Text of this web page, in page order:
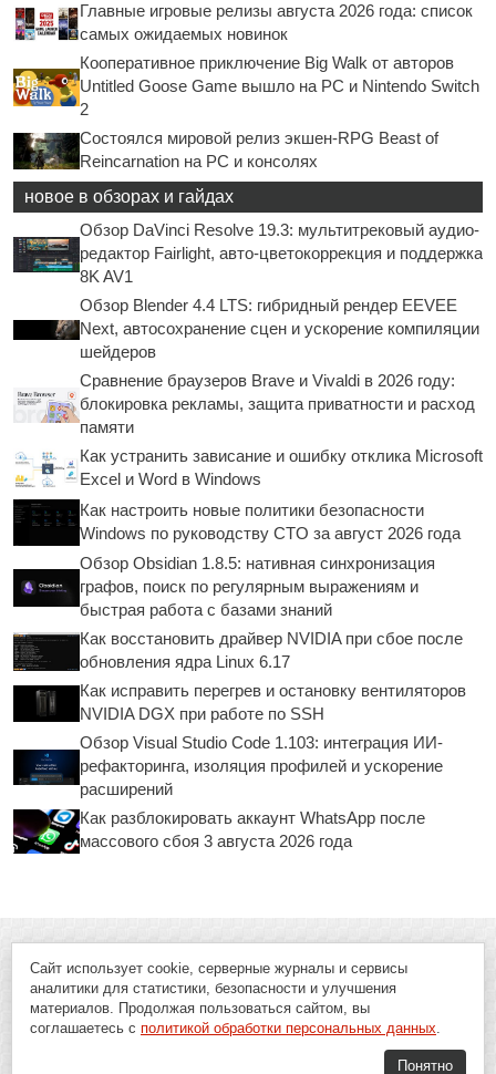
Главные игровые релизы августа 2026 года: список
самых ожидаемых новинок
Кооперативное приключение Big Walk от авторов
Untitled Goose Game вышло на PC и Nintendo Switch
2
Состоялся мировой релиз экшен-RPG Beast of
Reincarnation на PC и консолях
новое в обзорах и гайдах
Обзор DaVinci Resolve 19.3: мультитрековый аудио-
редактор Fairlight, авто-цветокоррекция и поддержка
8K AV1
Обзор Blender 4.4 LTS: гибридный рендер EEVEE
Next, автосохранение сцен и ускорение компиляции
шейдеров
Сравнение браузеров Brave и Vivaldi в 2026 году:
блокировка рекламы, защита приватности и расход
памяти
Как устранить зависание и ошибку отклика Microsoft
Excel и Word в Windows
Как настроить новые политики безопасности
Windows по руководству CTO за август 2026 года
Обзор Obsidian 1.8.5: нативная синхронизация
графов, поиск по регулярным выражениям и
быстрая работа с базами знаний
Как восстановить драйвер NVIDIA при сбое после
обновления ядра Linux 6.17
Как исправить перегрев и остановку вентиляторов
NVIDIA DGX при работе по SSH
Обзор Visual Studio Code 1.103: интеграция ИИ-
рефакторинга, изоляция профилей и ускорение
расширений
Как разблокировать аккаунт WhatsApp после
массового сбоя 3 августа 2026 года
Сайт использует cookie, серверные журналы и сервисы
аналитики для статистики, безопасности и улучшения
материалов. Продолжая пользоваться сайтом, вы
соглашаетесь с политикой обработки персональных данных.
Понятно